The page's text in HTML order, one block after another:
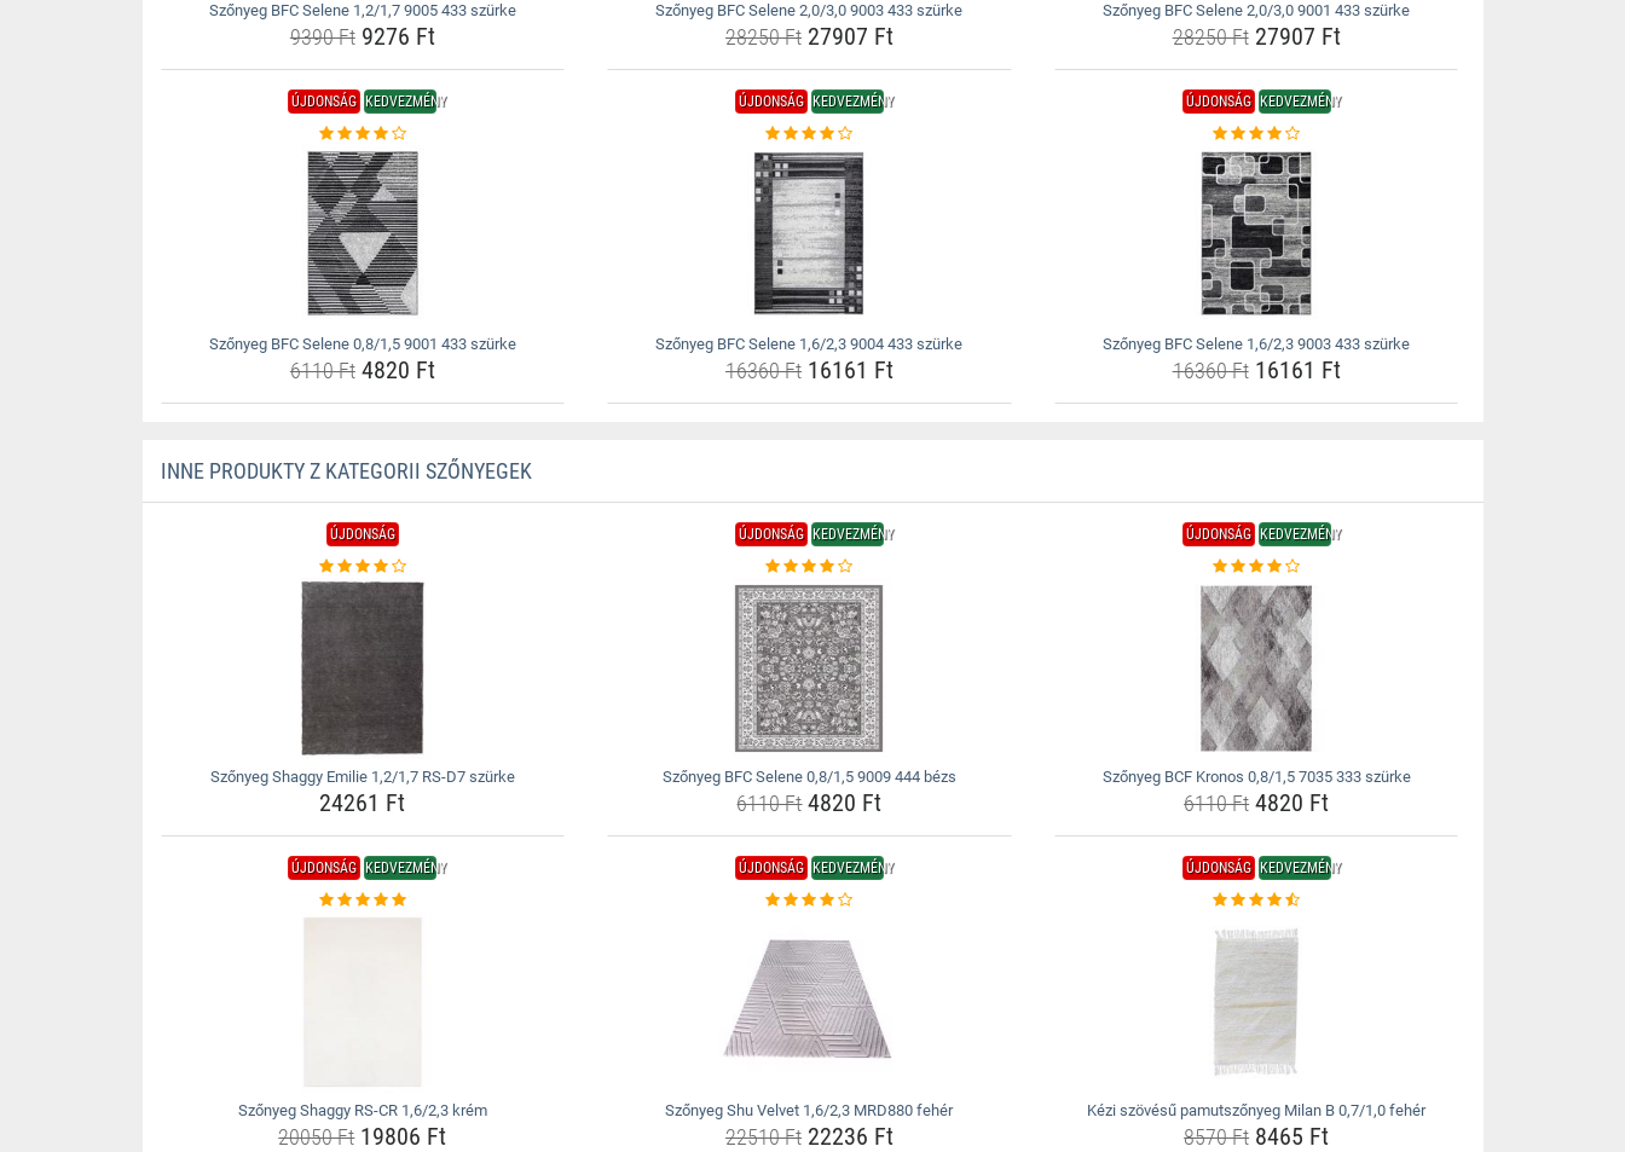
Szőnyeg BFC Selene 1,2/1,7 9005 433 szürke
9390 Ft9276 Ft
Szőnyeg BFC Selene 2,0/3,0 9003 433 szürke
28250 Ft27907 Ft
Szőnyeg BFC Selene 2,0/3,0 9001 433 szürke
28250 Ft27907 Ft
ÚJDONSÁG KEDVEZMÉNY
Szőnyeg BFC Selene 0,8/1,5 9001 433 szürke
6110 Ft4820 Ft
ÚJDONSÁG KEDVEZMÉNY
Szőnyeg BFC Selene 1,6/2,3 9004 433 szürke
16360 Ft16161 Ft
ÚJDONSÁG KEDVEZMÉNY
Szőnyeg BFC Selene 1,6/2,3 9003 433 szürke
16360 Ft16161 Ft
INNE PRODUKTY Z KATEGORII SZŐNYEGEK
ÚJDONSÁG
Szőnyeg Shaggy Emilie 1,2/1,7 RS-D7 szürke
24261 Ft
ÚJDONSÁG KEDVEZMÉNY
Szőnyeg BFC Selene 0,8/1,5 9009 444 bézs
6110 Ft4820 Ft
ÚJDONSÁG KEDVEZMÉNY
Szőnyeg BCF Kronos 0,8/1,5 7035 333 szürke
6110 Ft 4820 Ft
ÚJDONSÁG KEDVEZMÉNY
Szőnyeg Shaggy RS-CR 1,6/2,3 krém
20050 Ft19806 Ft
ÚJDONSÁG KEDVEZMÉNY
Szőnyeg Shu Velvet 1,6/2,3 MRD880 fehér
22510 Ft22236 Ft
ÚJDONSÁG KEDVEZMÉNY
Kézi szövésű pamutszőnyeg Milan B 0,7/1,0 fehér
8570 Ft 8465 Ft